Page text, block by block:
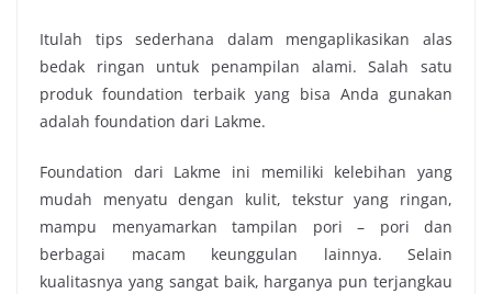
Itulah tips sederhana dalam mengaplikasikan alas
bedak ringan untuk penampilan alami. Salah satu
produk foundation terbaik yang bisa Anda gunakan
adalah foundation dari Lakme.
Foundation dari Lakme ini memiliki kelebihan yang
mudah menyatu dengan kulit, tekstur yang ringan,
mampu menyamarkan tampilan pori – pori dan
berbagai macam keunggulan lainnya. Selain
kualitasnya yang sangat baik, harganya pun terjangkau